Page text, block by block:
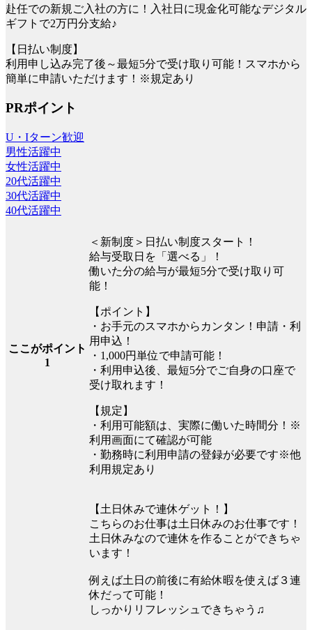
赴任での新規ご入社の方に！入社日に現金化可能なデジタル
ギフトで2万円分支給♪
【日払い制度】
利用申し込み完了後～最短5分で受け取り可能！スマホから
簡単に申請いただけます！※規定あり
PRポイント
U・Iターン歓迎
男性活躍中
女性活躍中
20代活躍中
30代活躍中
40代活躍中
ここがポイント
1
＜新制度＞日払い制度スタート！
給与受取日を「選べる」！
働いた分の給与が最短5分で受け取り可
能！
【ポイント】
・お手元のスマホからカンタン！申請・利
用申込！
・1,000円単位で申請可能！
・利用申込後、最短5分でご自身の口座で
受け取れます！
【規定】
・利用可能額は、実際に働いた時間分！※
利用画面にて確認が可能
・勤務時に利用申請の登録が必要です※他
利用規定あり
【土日休みで連休ゲット！】
こちらのお仕事は土日休みのお仕事です！
土日休みなので連休を作ることができちゃ
います！
例えば土日の前後に有給休暇を使えば３連
休だって可能！
しっかりリフレッシュできちゃう♫